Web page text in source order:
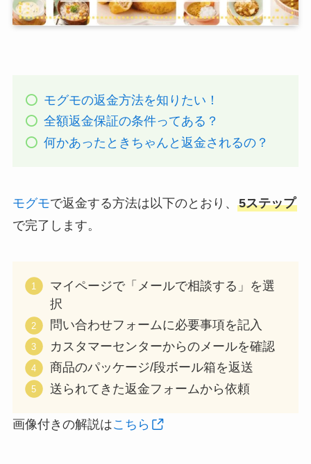
モグモの返金方法を知りたい！
全額返金保証の条件ってある？
何かあったときちゃんと返金されるの？
モグモで返金する方法は以下のとおり、 5ステップ
で完了します。
マイページで「メールで相談する」を選
択
問い合わせフォームに必要事項を記入
カスタマーセンターからのメールを確認
商品のパッケージ/段ボール箱を返送
送られてきた返金フォームから依頼
画像付きの解説はこちら